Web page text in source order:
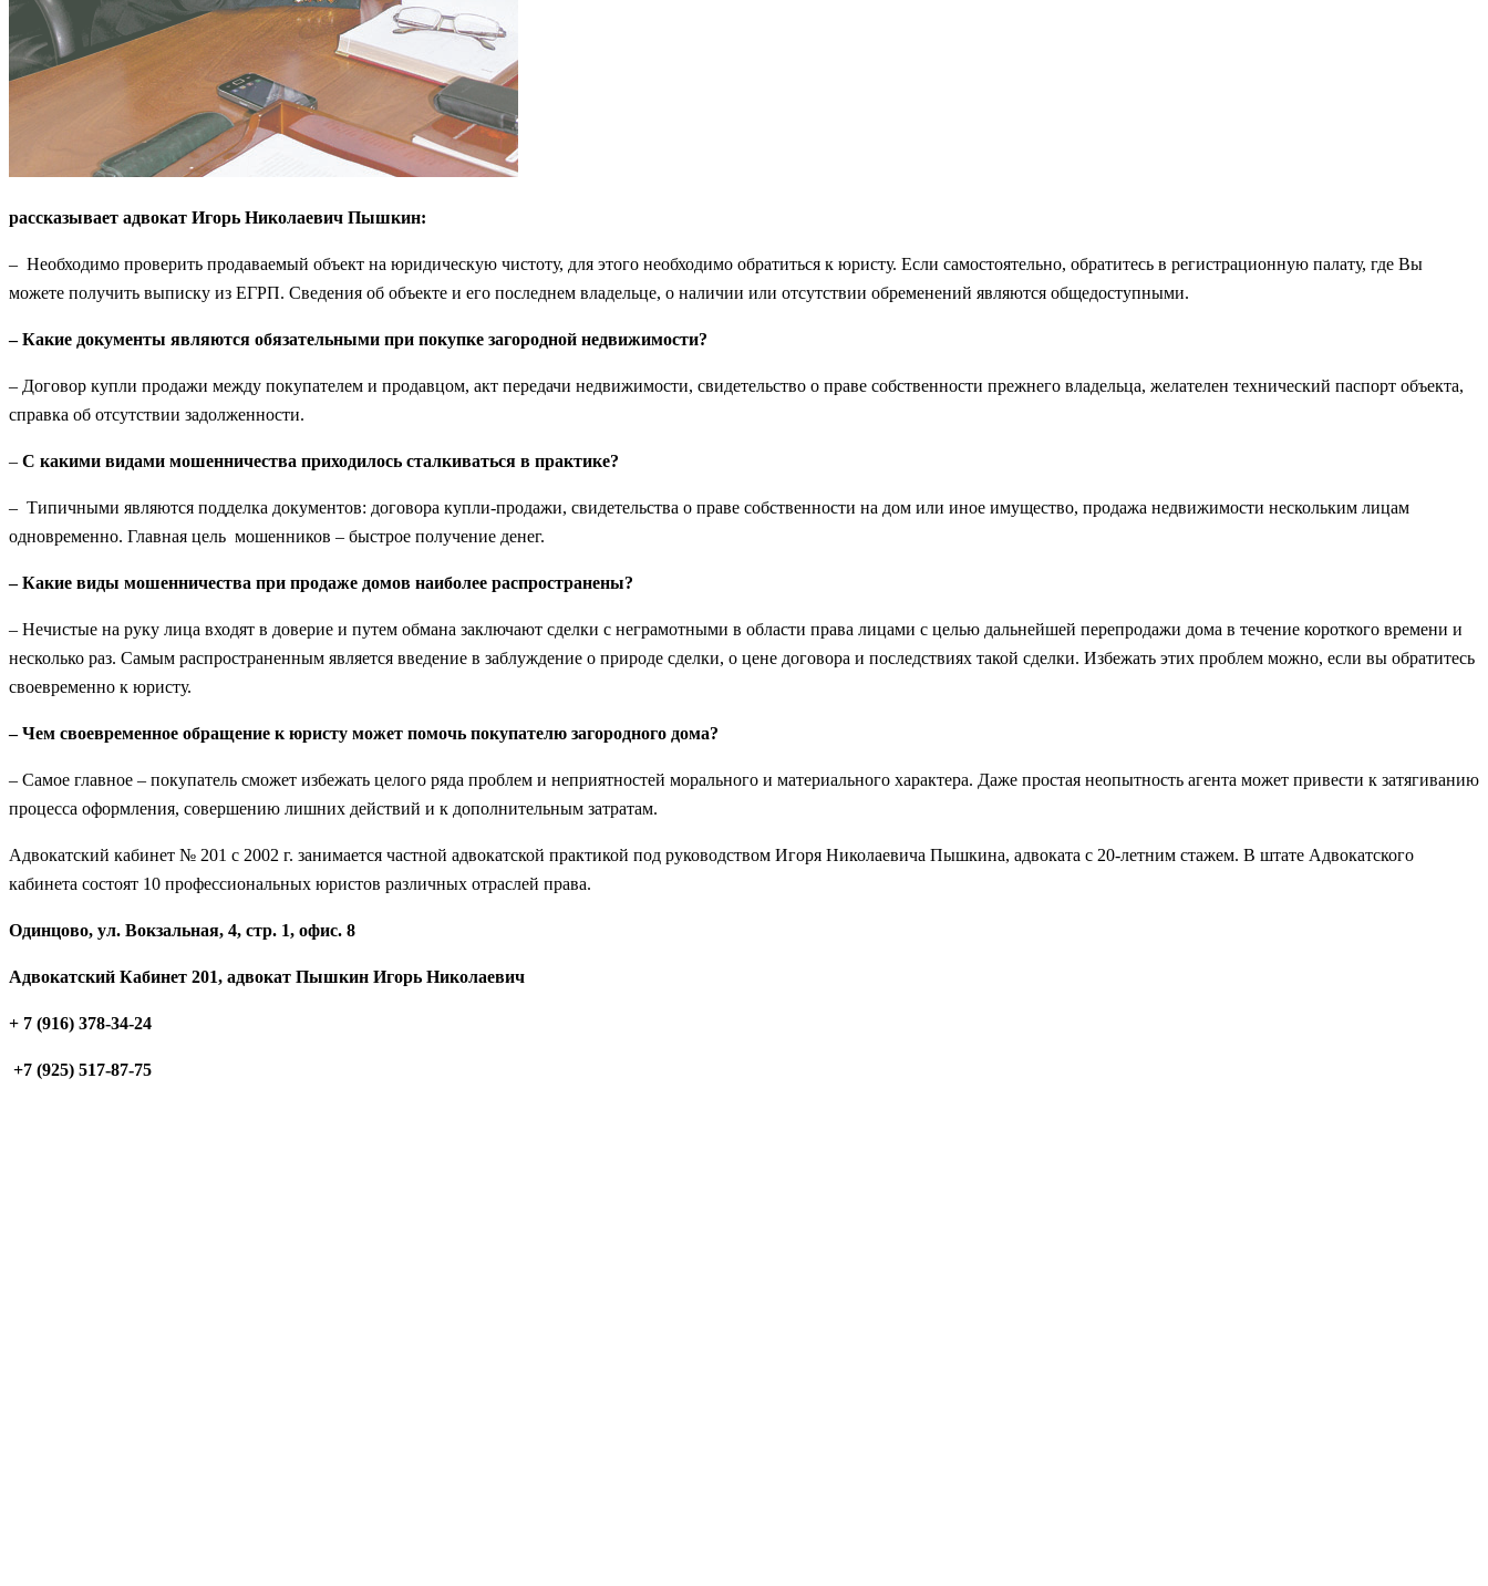
рассказывает адвокат Игорь Николаевич Пышкин:
– Необходимо проверить продаваемый объект на юридическую чистоту, для этого необходимо обратиться к юристу. Если самостоятельно, обратитесь в регистрационную палату, где Вы
можете получить выписку из ЕГРП. Сведения об объекте и его последнем владельце, о наличии или отсутствии обременений являются общедоступными.
– Какие документы являются обязательными при покупке загородной недвижимости?
– Договор купли продажи между покупателем и продавцом, акт передачи недвижимости, свидетельство о праве собственности прежнего владельца, желателен технический паспорт объекта,
справка об отсутствии задолженности.
– С какими видами мошенничества приходилось сталкиваться в практике?
– Типичными являются подделка документов: договора купли-продажи, свидетельства о праве собственности на дом или иное имущество, продажа недвижимости нескольким лицам
одновременно. Главная цель мошенников – быстрое получение денег.
– Какие виды мошенничества при продаже домов наиболее распространены?
– Нечистые на руку лица входят в доверие и путем обмана заключают сделки с неграмотными в области права лицами с целью дальнейшей перепродажи дома в течение короткого времени и
несколько раз. Самым распространенным является введение в заблуждение о природе сделки, о цене договора и последствиях такой сделки. Избежать этих проблем можно, если вы обратитесь
своевременно к юристу.
– Чем своевременное обращение к юристу может помочь покупателю загородного дома?
– Самое главное – покупатель сможет избежать целого ряда проблем и неприятностей морального и материального характера. Даже простая неопытность агента может привести к затягиванию
процесса оформления, совершению лишних действий и к дополнительным затратам.
Адвокатский кабинет № 201 с 2002 г. занимается частной адвокатской практикой под руководством Игоря Николаевича Пышкина, адвоката с 20-летним стажем. В штате Адвокатского
кабинета состоят 10 профессиональных юристов различных отраслей права.
Одинцово, ул. Вокзальная, 4, стр. 1, офис. 8
Адвокатский Кабинет 201, адвокат Пышкин Игорь Николаевич
+ 7 (916) 378-34-24
+7 (925) 517-87-75